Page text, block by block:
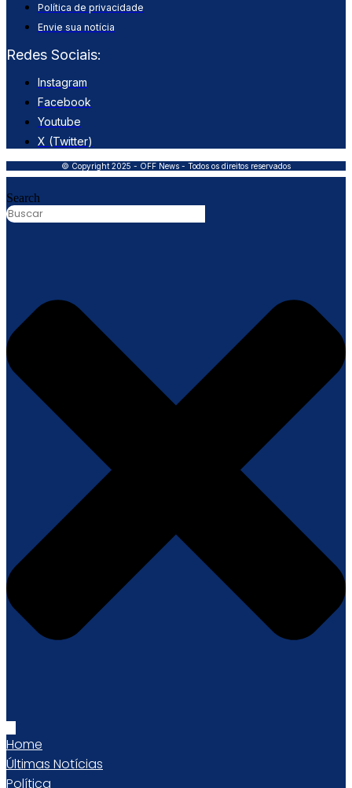
Política de privacidade
Envie sua notícia
Redes Sociais:
Instagram
Facebook
Youtube
X (Twitter)
© Copyright 2025 - OFF News - Todos os direitos reservados
Search
Home
Últimas Notícias
Política